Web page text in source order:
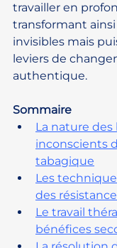
travailler en
transformant
invisibles mais
leviers de
authentique.
Sommaire
La nature des
inconscients
tabagique
Les
des
Le travail
bénéfices